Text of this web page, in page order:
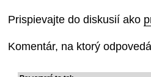
Prispievajte do diskusií ako
Komentár, na ktorý